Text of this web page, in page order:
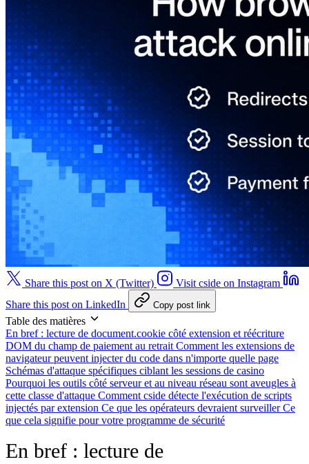
Share this post on X (Twitter)
Visit cside on Instagram
Share this post on LinkedIn
Copy post link
Table des matières
En bref : lecture de document.cookie côté extension et réécriture
DOM du champ de paiement au retrait Comment les extensions de
navigateur peuvent injecter du code dans n'importe quelle page
Schémas d'attaque spécifiques ciblant les sessions de casino
Pourquoi les outils côté serveur et au niveau réseau sont aveugles à
cette classe d'attaque Comment cside détecte l'exécution de scripts
injectés par extension Ce que les opérateurs devraient surveillerCe
que cela signifie pour votre programme de sécurité
En bref : lecture de